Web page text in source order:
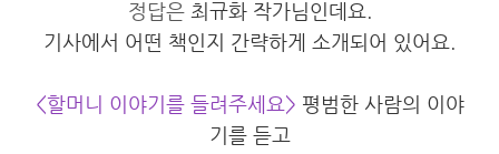
정답은 최규화 작가님인데요.
기사에서 어떤 책인지 간략하게 소개되어 있어요.
<할머니 이야기를 들려주세요> 평범한 사람의 이야
기를 듣고